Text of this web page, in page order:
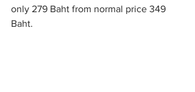
only 279 Baht from normal price 349
Baht.